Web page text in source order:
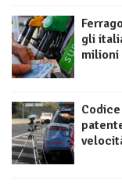
gli
milioni